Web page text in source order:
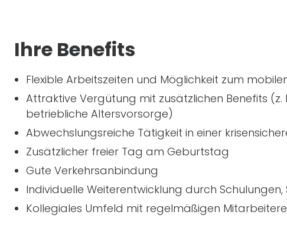
Ihre Benefits
Flexible Arbeitszeiten und Möglichkeit zum
Attraktive Vergütung mit zusätzlichen Benefits (z.
betriebliche Altersvorsorge)
Abwechslungsreiche Tätigkeit in einer
Zusätzlicher freier Tag am Geburtstag
Gute Verkehrsanbindung
Individuelle Weiterentwicklung durch
Kollegiales Umfeld mit regelmäßigen